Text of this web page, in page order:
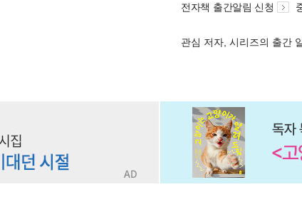
전자책 출간알림 신청
관심 저자, 시리즈의 출간